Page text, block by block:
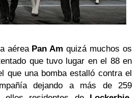
aérea Pan Amquizá muchos os
que tuvo lugar en el 88 en
que una bomba estalló contra el
dejando a más de 259